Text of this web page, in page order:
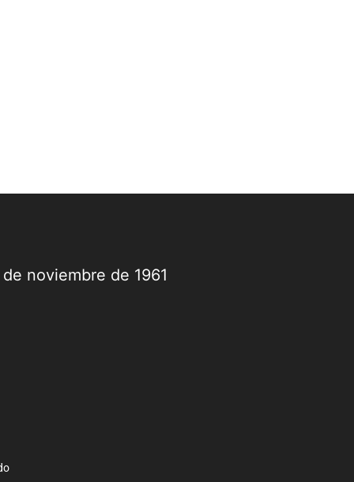
noviembre de 1961